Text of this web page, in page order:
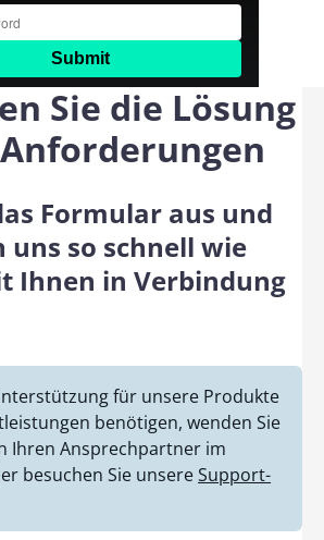
Sie die Lösung
Formular aus und
so schnell wie
Ihnen in Verbindung
für unsere Produkte
benötigen, wenden Sie
Ihren Ansprechpartner im
besuchen Sie unsereSupport-